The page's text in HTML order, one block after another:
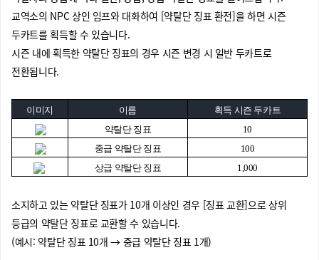
교역소의 NPC 상인 임프와 대화하여 [약탈단 징표 환전]을 하면 시즌
두카트를 획득할 수 있습니다.
시즌 내에 획득한 약탈단 징표의 경우 시즌 변경 시 일반 두카트로
전환됩니다.
이미지 이름
획득 시즌 두카트
약탈단 징표
10
중급 약탈단 징표
100
상급 약탈단 징표
1,000
소지하고 있는 약탈단 징표가 10개 이상인 경우 [징표 교환]으로 상위
등급의 약탈단 징표로 교환할 수 있습니다.
(예시: 약탈단 징표 10개 → 중급 약탈단 징표 1개)